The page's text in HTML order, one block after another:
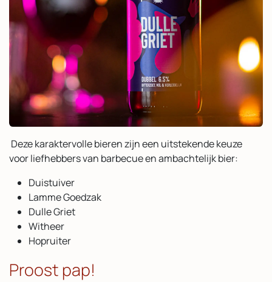
Deze karaktervolle bieren zijn een uitstekende keuze
voor liefhebbers van barbecue en ambachtelijk bier:
Duistuiver
Lamme Goedzak
Dulle Griet
Witheer
Hopruiter
Proost pap!